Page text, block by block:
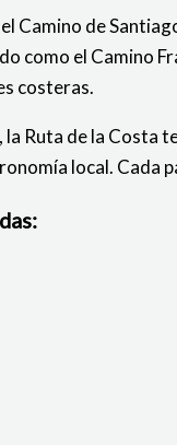
Camino de
como el Camino
costeras.
la Ruta de la
local. Cada